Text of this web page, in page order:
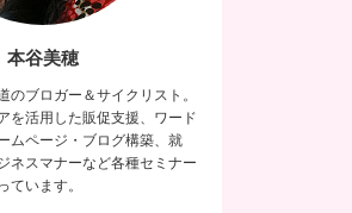
本谷美穂
のブロガー＆サイクリスト。
を活用した販促支援、ワード
ムページ・ブログ構築、就
ネスマナーなど各種セミナー
ています。